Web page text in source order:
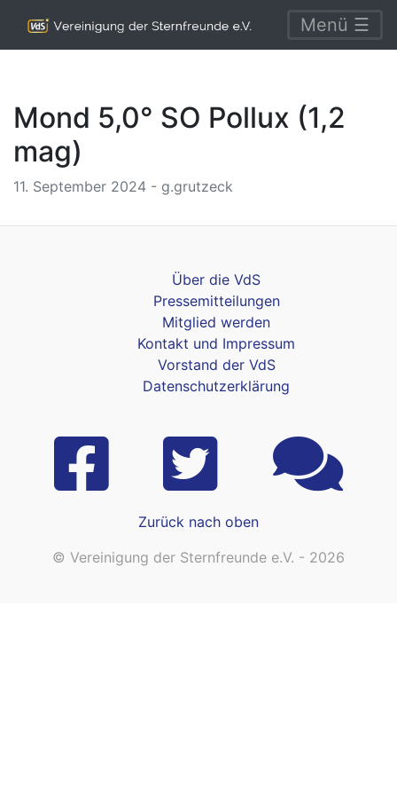
Menü ☰
Mond 5,0° SO Pollux (1,2
mag)
11. September 2024 - g.grutzeck
Über die VdS
Pressemitteilungen
Mitglied werden
Kontakt und Impressum
Vorstand der VdS
Datenschutzerklärung
Zurück nach oben
© Vereinigung der Sternfreunde e.V. - 2026